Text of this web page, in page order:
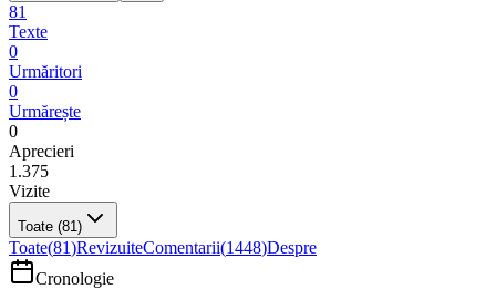
81
Texte
0
Urmăritori
0
Urmărește
0
Aprecieri
1.375
Vizite
Toate (81)
Toate(81)RevizuiteComentarii(1448)Despre
Cronologie